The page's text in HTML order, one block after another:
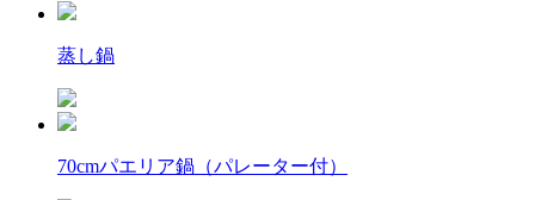
蒸し鍋
70cmパエリア鍋（パレーター付）